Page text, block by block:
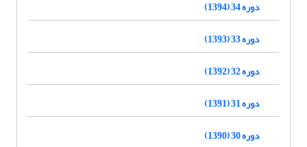
دوره 34 (1394)
دوره 33 (1393)
دوره 32 (1392)
دوره 31 (1391)
دوره 30 (1390)